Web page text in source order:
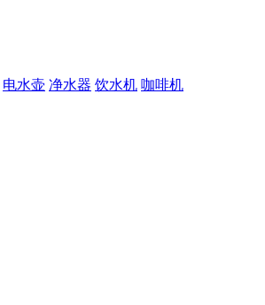
电水壶 净水器 饮水机 咖啡机